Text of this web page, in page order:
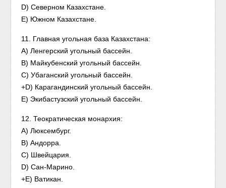
D) Северном Казахстане.
E) Южном Казахстане.
11. Главная угольная база Казахстана:
A) Ленгерский угольный бассейн.
B) Майкубенский угольный бассейн.
C) Убаганский угольный бассейн.
+D) Карагандинский угольный бассейн.
Е) Экибастузский угольный бассейн.
12. Теократическая монархия:
A) Люксембург.
B) Андорра.
C) Швейцария.
D) Сан-Марино.
+E) Ватикан.